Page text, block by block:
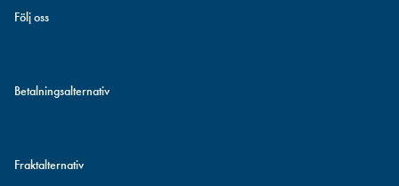
Följ oss
Betalningsalternativ
Fraktalternativ